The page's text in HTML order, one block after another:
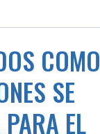
COMO
SE
EL